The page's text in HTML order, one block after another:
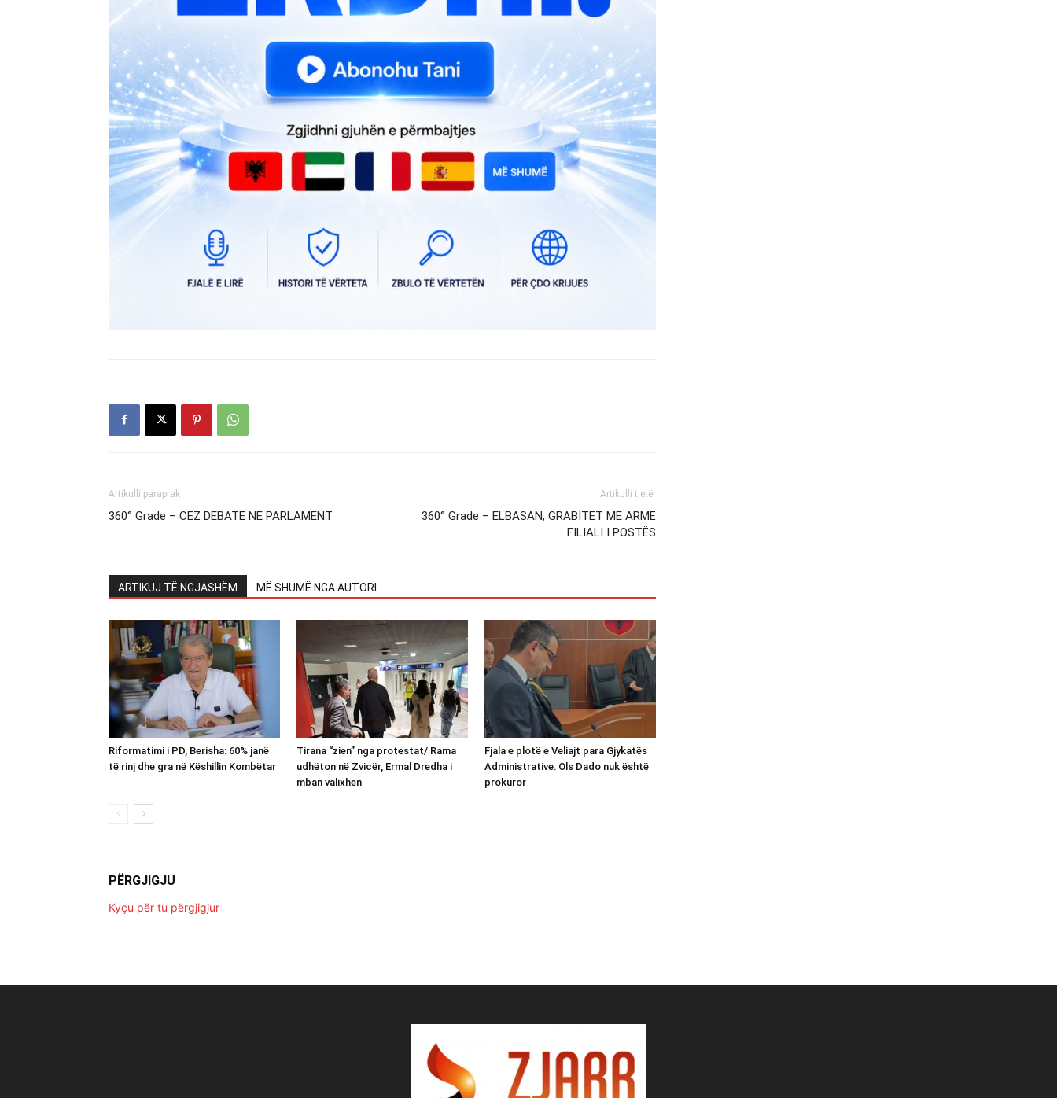
Artikulli paraprak
360° Grade – CEZ DEBATE NE PARLAMENT
Artikulli tjetër
360° Grade – ELBASAN, GRABITET ME ARMË
FILIALI I POSTËS
ARTIKUJ TË NGJASHËM MË SHUMË NGA AUTORI
Riformatimi i PD, Berisha: 60% janë
të rinj dhe gra në Këshillin Kombëtar
Tirana “zien” nga protestat/ Rama
udhëton në Zvicër, Ermal Dredha i
mban valixhen
Fjala e plotë e Veliajt para Gjykatës
Administrative: Ols Dado nuk është
prokuror
PËRGJIGJU
Kyçu për tu përgjigjur